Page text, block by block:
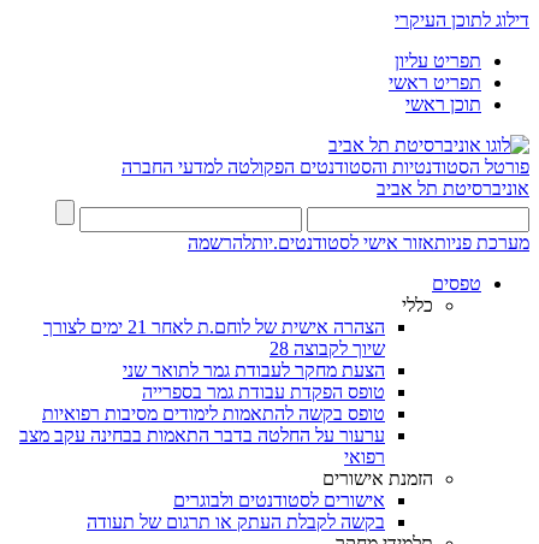
דילוג לתוכן העיקרי
תפריט עליון
תפריט ראשי
תוכן ראשי
פורטל הסטודנטיות והסטודנטים הפקולטה למדעי החברה
אוניברסיטת תל אביב
מערכת פניותאזור אישי לסטודנטים.יותלהרשמה
טפסים
כללי
הצהרה אישית של לוחם.ת לאחר 21 ימים לצורך
שיוך לקבוצה 28
הצעת מחקר לעבודת גמר לתואר שני
טופס הפקדת עבודת גמר בספרייה
טופס בקשה להתאמות לימודים מסיבות רפואיות
ערעור על החלטה בדבר התאמות בבחינה עקב מצב
רפואי
הזמנת אישורים
אישורים לסטודנטים ולבוגרים
בקשה לקבלת העתק או תרגום של תעודה